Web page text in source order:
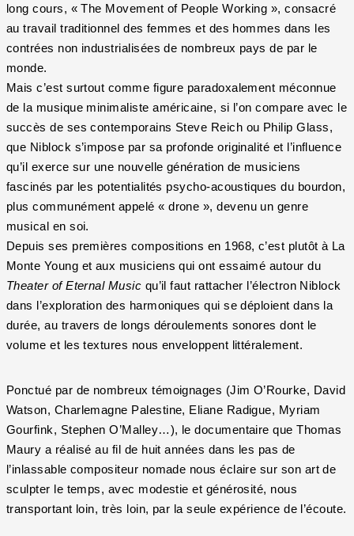
long cours, « The Movement of People Working », consacré
au travail traditionnel des femmes et des hommes dans les
contrées non industrialisées de nombreux pays de par le
monde.
Mais c’est surtout comme figure paradoxalement méconnue
de la musique minimaliste américaine, si l’on compare avec le
succès de ses contemporains Steve Reich ou Philip Glass,
que Niblock s’impose par sa profonde originalité et l’influence
qu’il exerce sur une nouvelle génération de musiciens
fascinés par les potentialités psycho-acoustiques du bourdon,
plus communément appelé « drone », devenu un genre
musical en soi.
Depuis ses premières compositions en 1968, c’est plutôt à La
Monte Young et aux musiciens qui ont essaimé autour du
Theater of Eternal Music qu’il faut rattacher l’électron Niblock
dans l’exploration des harmoniques qui se déploient dans la
durée, au travers de longs déroulements sonores dont le
volume et les textures nous enveloppent littéralement.
Ponctué par de nombreux témoignages (Jim O’Rourke, David
Watson, Charlemagne Palestine, Eliane Radigue, Myriam
Gourfink, Stephen O’Malley…), le documentaire que Thomas
Maury a réalisé au fil de huit années dans les pas de
l’inlassable compositeur nomade nous éclaire sur son art de
sculpter le temps, avec modestie et générosité, nous
transportant loin, très loin, par la seule expérience de l’écoute.